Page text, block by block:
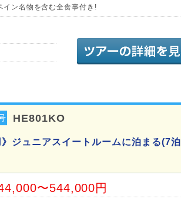
イン名物を含む全食事付き!
HE801KO
ジュニアスイートルームに泊まる(7泊
〜544,000円